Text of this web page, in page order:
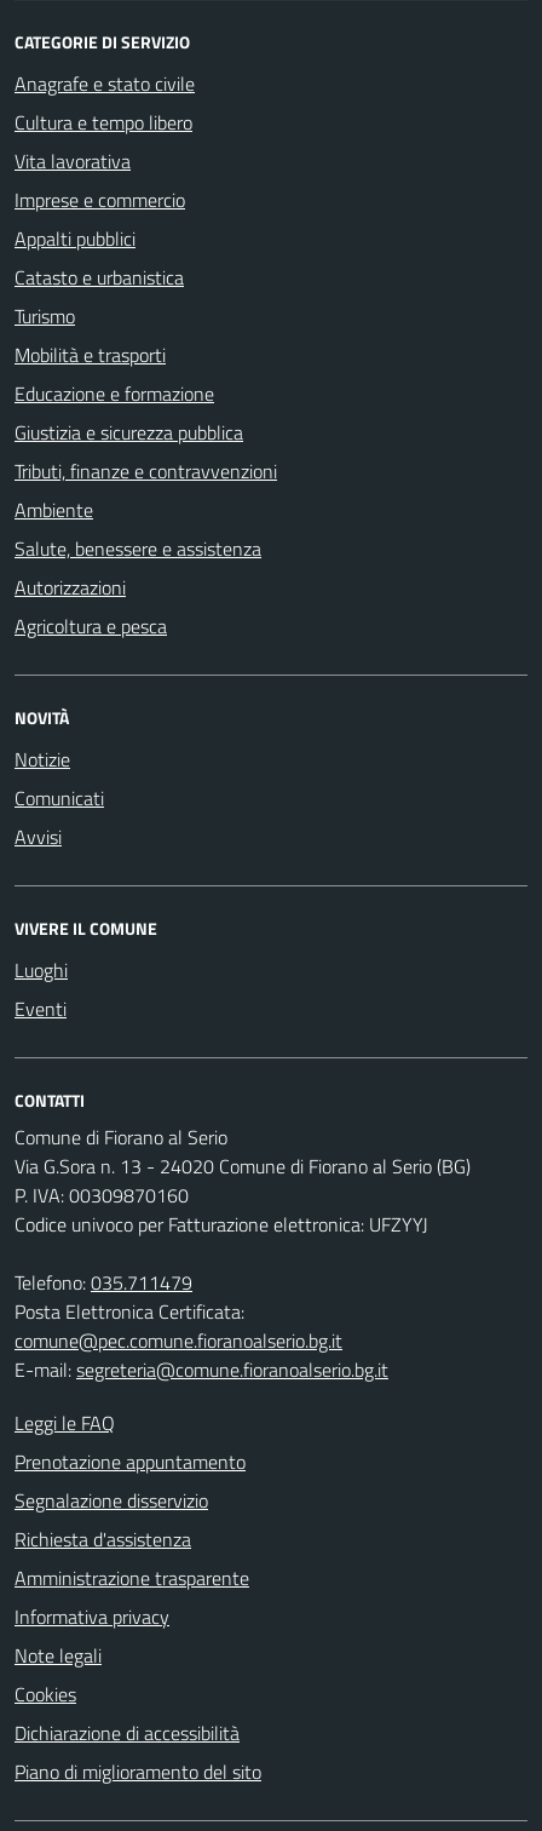
CATEGORIE DI SERVIZIO
Anagrafe e stato civile
Cultura e tempo libero
Vita lavorativa
Imprese e commercio
Appalti pubblici
Catasto e urbanistica
Turismo
Mobilità e trasporti
Educazione e formazione
Giustizia e sicurezza pubblica
Tributi, finanze e contravvenzioni
Ambiente
Salute, benessere e assistenza
Autorizzazioni
Agricoltura e pesca
NOVITÀ
Notizie
Comunicati
Avvisi
VIVERE IL COMUNE
Luoghi
Eventi
CONTATTI
Comune di Fiorano al Serio
Via G.Sora n. 13 - 24020 Comune di Fiorano al Serio (BG)
P. IVA: 00309870160
Codice univoco per Fatturazione elettronica: UFZYYJ
Telefono:035.711479
Posta Elettronica Certificata:
comune@pec.comune.fioranoalserio.bg.it
E-mail:segreteria@comune.fioranoalserio.bg.it
Leggi le FAQ
Prenotazione appuntamento
Segnalazione disservizio
Richiesta d'assistenza
Amministrazione trasparente
Informativa privacy
Note legali
Cookies
Dichiarazione di accessibilità
Piano di miglioramento del sito